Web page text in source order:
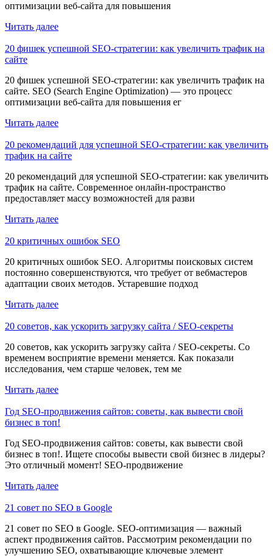
оптимизации веб-сайта для повышения
Читать далее
20 фишек успешной SEO-стратегии: как увеличить трафик на
сайте
20 фишек успешной SEO-стратегии: как увеличить трафик на
сайте. SEO (Search Engine Optimization) — это процесс
оптимизации веб-сайта для повышения ег
Читать далее
20 рекомендаций для успешной SEO-стратегии: как увеличить
трафик на сайте
20 рекомендаций для успешной SEO-стратегии: как увеличить
трафик на сайте. Современное онлайн-пространство
предоставляет массу возможностей для разви
Читать далее
20 критичных ошибок SEO
20 критичных ошибок SEO. Алгоритмы поисковых систем
постоянно совершенствуются, что требует от вебмастеров
адаптации своих методов. Устаревшие подход
Читать далее
20 советов, как ускорить загрузку сайта / SEO-секреты
20 советов, как ускорить загрузку сайта / SEO-секреты. Со
временем восприятие времени меняется. Как показали
исследования, чем старше человек, тем ме
Читать далее
Год SEO-продвижения сайтов: советы, как вывести свой
бизнес в топ!
Год SEO-продвижения сайтов: советы, как вывести свой
бизнес в топ!. Ищете способы вывести свой бизнес в лидеры?
Это отличный момент! SEO-продвижение
Читать далее
21 совет по SEO в Google
21 совет по SEO в Google. SEO-оптимизация — важный
аспект продвижения сайтов. Рассмотрим рекомендации по
улучшению SEO, охватывающие ключевые элемент